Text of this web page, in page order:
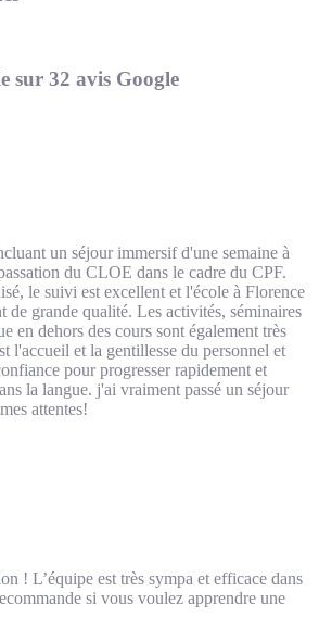
sur 32 avis Google
un séjour immersif d'une semaine à
du CLOE dans le cadre du CPF.
le suivi est excellent et l'école à Florence
de grande qualité. Les activités, séminaires
en dehors des cours sont également très
l'accueil et la gentillesse du personnel et
pour progresser rapidement et
la langue. j'ai vraiment passé un séjour
attentes!
! L’équipe est très sympa et efficace dans
si vous voulez apprendre une